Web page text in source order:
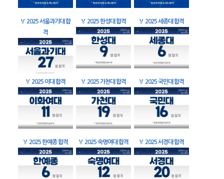
🏅 2025 서울과기대 합
격
🏅 2025 한성대 합격 🏅 2025 세종대 합격
🏅 2025 이대 합격 🏅 2025 가천대 합격 🏅 2025 국민대 합격
🏅 2025 한예종 합격 🏅 2025 숙명여대 합격 🏅 2025 서경대 합격